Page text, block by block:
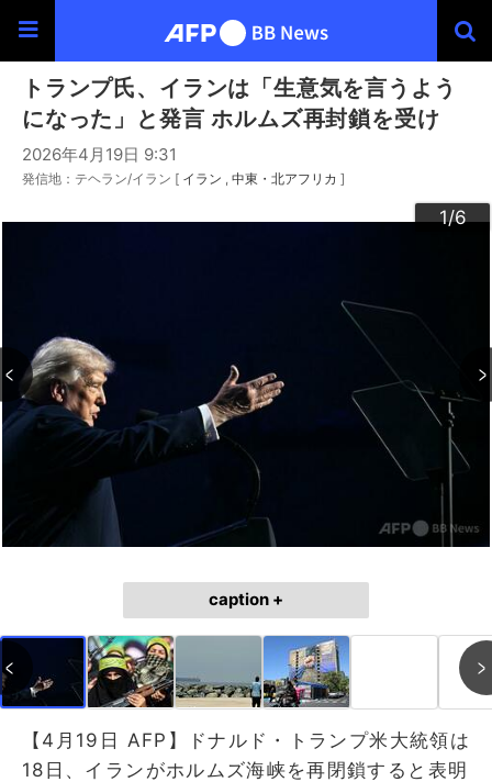
トランプ氏、イランは「生意気を言うよう
になった」と発言 ホルムズ再封鎖を受け
2026年4月19日 9:31
発信地：テヘラン/イラン [ イラン 中東・北アフリカ ]
1/6
2/6
3/6
4/6
5/6
6/6
caption +
【4月19日 AFP】ドナルド・トランプ米大統領は
18日、イランがホルムズ海峡を再閉鎖すると表明